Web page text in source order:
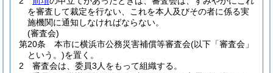
を審査して裁定を行ない、これを本人及びその者に係る実
施機関に通知しなければならない。
(審査会)
第20条
本市に横浜市公務災害補償等審査会(以下「審査会」
という。)を置く。
2
審査会は、委員3人をもって組織する。